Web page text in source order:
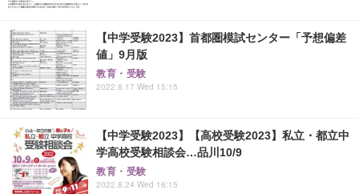
【中学受験2023】首都圏模試センター「予想偏差
値」9月版
教育・受験
2022.8.17 Wed 15:15
【中学受験2023】【高校受験2023】私立・都立中
学高校受験相談会…品川10/9
教育・受験
2022.8.24 Wed 16:15